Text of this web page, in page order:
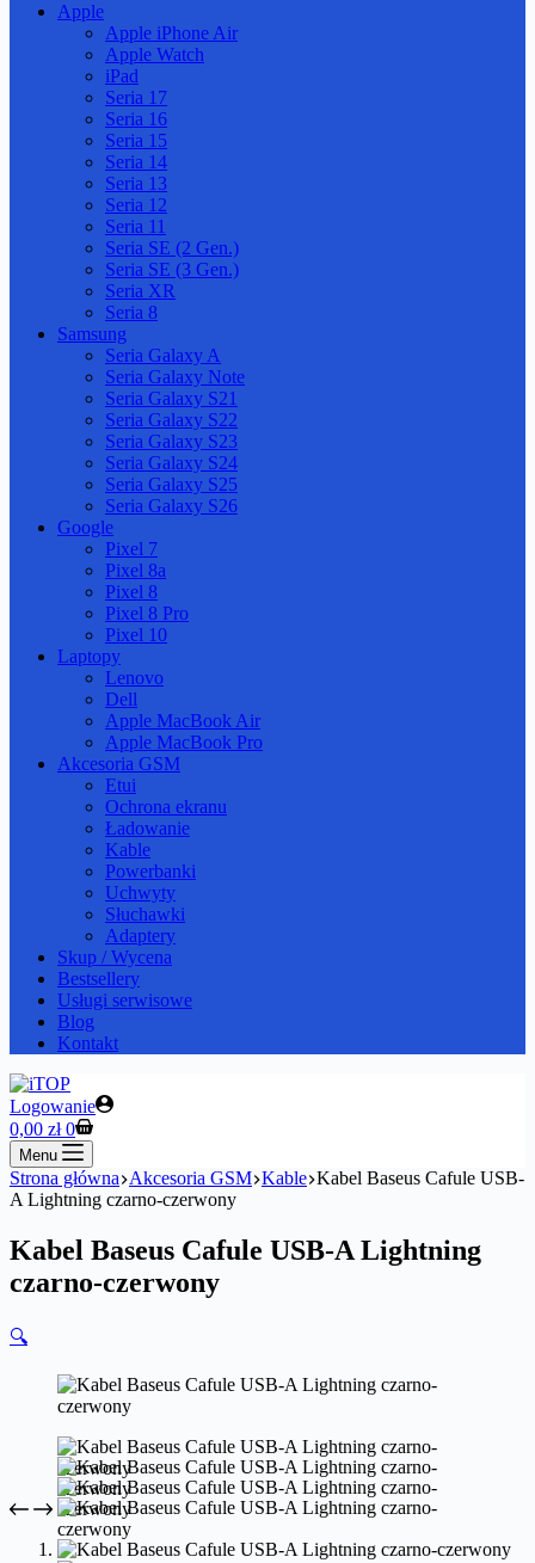
Apple
Apple iPhone Air
Apple Watch
iPad
Seria 17
Seria 16
Seria 15
Seria 14
Seria 13
Seria 12
Seria 11
Seria SE (2 Gen.)
Seria SE (3 Gen.)
Seria XR
Seria 8
Samsung
Seria Galaxy A
Seria Galaxy Note
Seria Galaxy S21
Seria Galaxy S22
Seria Galaxy S23
Seria Galaxy S24
Seria Galaxy S25
Seria Galaxy S26
Google
Pixel 7
Pixel 8a
Pixel 8
Pixel 8 Pro
Pixel 10
Laptopy
Lenovo
Dell
Apple MacBook Air
Apple MacBook Pro
Akcesoria GSM
Etui
Ochrona ekranu
Ładowanie
Kable
Powerbanki
Uchwyty
Słuchawki
Adaptery
Skup / Wycena
Bestsellery
Usługi serwisowe
Blog
Kontakt
Logowanie
Koszyk
0,00 zł 0
Menu
Strona główna Akcesoria GSM Kable Kabel Baseus Cafule USB-
A Lightning czarno-czerwony
Kabel Baseus Cafule USB-A Lightning
czarno-czerwony
🔍